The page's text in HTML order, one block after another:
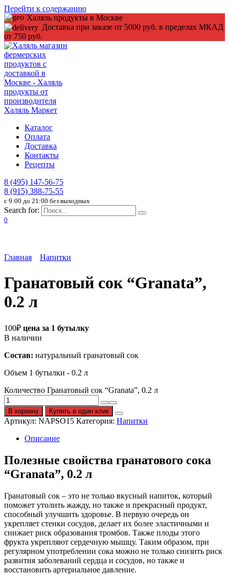
Перейти к содержанию
Халяль продукты в Москве
Доставка при заказе от 5000 руб. в пределах МКАД
от 750 руб.
Каталог
Оплата
Доставка
Контакты
Рецепты
8 (495) 147-56-75
8 (915) 388-75-55
c 9:00 до 21:00 без выходных
Search for:
0
Главная Напитки
Гранатовый сок “Granata”,
0.2 л
100₽ цена за 1 бутылку
В наличии
Состав: натуральный гранатовый сок
Объем 1 бутылки - 0.2 л
Количество Гранатовый сок “Granata”, 0.2 л
В корзину Купить в один клик
Артикул: NAPSO15 Категория: Напитки
Описание
Полезные свойства гранатового сока
“Granata”, 0.2 л
Гранатовый сок – это не только вкусный напиток, который
поможет утолить жажду, но также и прекрасный продукт,
способный улучшить здоровье. В первую очередь он
укрепляет стенки сосудов, делает их более эластичными и
снижает риск образования тромбов. Также плоды этого
фрукта укрепляют сердечную мышцу. Таким образом, при
регулярном употреблении сока можно не только снизить риск
развития заболеваний сердца и сосудов, но также и
восстановить артериальное давление.